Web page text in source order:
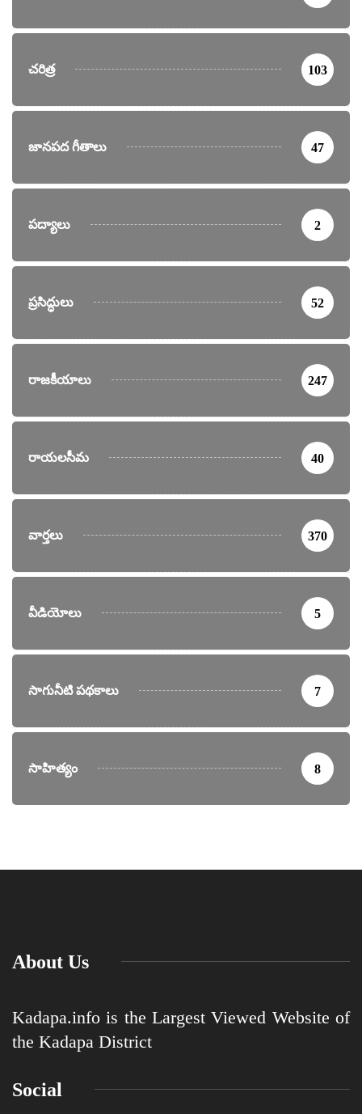
చరిత్ర 103
జానపద గీతాలు 47
పద్యాలు 2
ప్రసిద్ధులు 52
రాజకీయాలు 247
రాయలసీమ 40
వార్తలు 370
వీడియోలు 5
సాగునీటి పథకాలు 7
సాహిత్యం 8
About Us
Kadapa.info is the Largest Viewed Website of
the Kadapa District
Social